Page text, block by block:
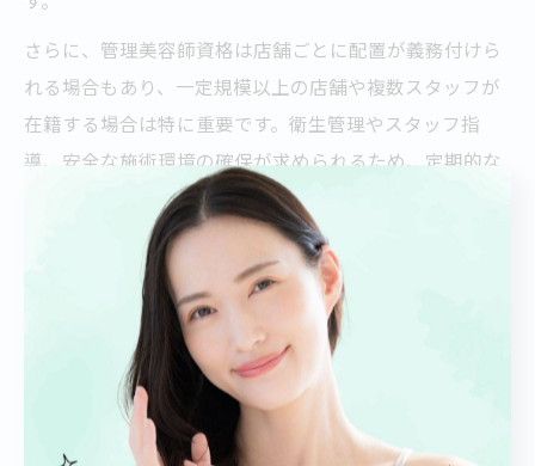
さらに、管理美容師資格は店舗ごとに配置が義務付けら
れる場合もあり、一定規模以上の店舗や複数スタッフが
在籍する場合は特に重要です。衛生管理やスタッフ指
導、安全な施術環境の確保が求められるため、定期的な
講習や法改正情報の確認も欠かせません。
法律違反が発覚すると、店舗の営業停止や罰金などのリ
スクがあります。安心して働き続けるためには、最新の
法令や制度を常に確認し、正しい知識を持った上で業務
を遂行することが不可欠です。
資格なしで従事できる美容関連の仕事を紹介